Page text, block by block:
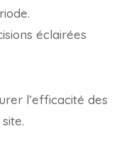
éclairées
l’efficacité des